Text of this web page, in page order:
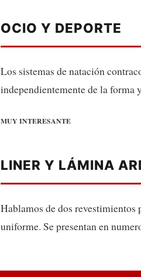
OCIO Y DEPORTE
Los sistemas de natación
independientemente de la forma
MUY INTERESANTE
LINER Y LÁMINA
Hablamos de dos
uniforme. Se presentan en